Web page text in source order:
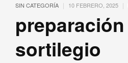
SIN CATEGORÍA | 10 FEBRERO, 2025 |
preparación
sortilegio